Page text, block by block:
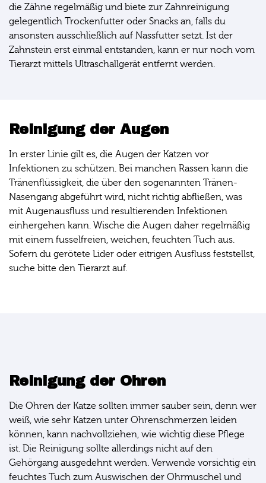
die Zähne regelmäßig und biete zur Zahnreinigung
gelegentlich Trockenfutter oder Snacks an, falls du
ansonsten ausschließlich auf Nassfutter setzt. Ist der
Zahnstein erst einmal entstanden, kann er nur noch vom
Tierarzt mittels Ultraschallgerät entfernt werden.
Reinigung der Augen
In erster Linie gilt es, die Augen der Katzen vor
Infektionen zu schützen. Bei manchen Rassen kann die
Tränenflüssigkeit, die über den sogenannten Tränen-
Nasengang abgeführt wird, nicht richtig abfließen, was
mit Augenausfluss und resultierenden Infektionen
einhergehen kann. Wische die Augen daher regelmäßig
mit einem fusselfreien, weichen, feuchten Tuch aus.
Sofern du gerötete Lider oder eitrigen Ausfluss feststellst,
suche bitte den Tierarzt auf.
Reinigung der Ohren
Die Ohren der Katze sollten immer sauber sein, denn wer
weiß, wie sehr Katzen unter Ohrenschmerzen leiden
können, kann nachvollziehen, wie wichtig diese Pflege
ist. Die Reinigung sollte allerdings nicht auf den
Gehörgang ausgedehnt werden. Verwende vorsichtig ein
feuchtes Tuch zum Auswischen der Ohrmuschel und